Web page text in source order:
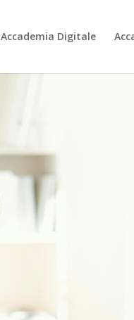
Accademia Digitale